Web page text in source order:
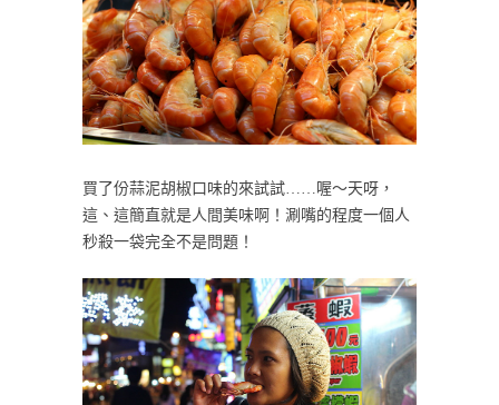
買了份蒜泥胡椒口味的來試試……喔～天呀，
這、這簡直就是人間美味啊！涮嘴的程度一個人
秒殺一袋完全不是問題！